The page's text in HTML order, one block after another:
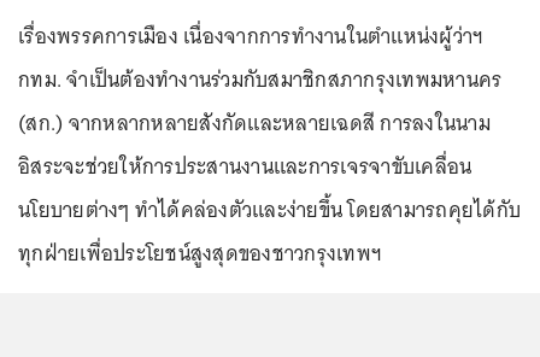
เรื่องพรรคการเมือง เนื่องจากการทำงานในตำแหน่งผู้ว่าฯ
กทม. จำเป็นต้องทำงานร่วมกับสมาชิกสภากรุงเทพมหานคร
(สก.) จากหลากหลายสังกัดและหลายเฉดสี การลงในนาม
อิสระจะช่วยให้การประสานงานและการเจรจาขับเคลื่อน
นโยบายต่างๆ ทำได้คล่องตัวและง่ายขึ้น โดยสามารถคุยได้กับ
ทุกฝ่ายเพื่อประโยชน์สูงสุดของชาวกรุงเทพฯ